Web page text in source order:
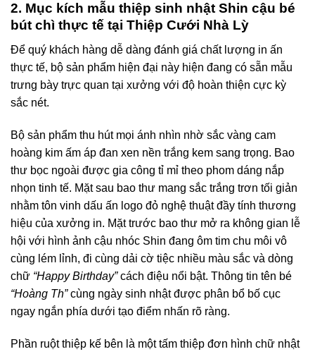
2. Mục kích mẫu thiệp sinh nhật Shin cậu bé
bút chì thực tế tại Thiệp Cưới Nhà Lỳ
Để quý khách hàng dễ dàng đánh giá chất lượng in ấn
thực tế, bộ sản phẩm hiện đại này hiện đang có sẵn mẫu
trưng bày trực quan tại xưởng với độ hoàn thiện cực kỳ
sắc nét.
Bộ sản phẩm thu hút mọi ánh nhìn nhờ sắc vàng cam
hoàng kim ấm áp đan xen nền trắng kem sang trọng. Bao
thư bọc ngoài được gia công tỉ mỉ theo phom dáng nắp
nhọn tinh tế. Mặt sau bao thư mang sắc trắng trơn tối giản
nhằm tôn vinh dấu ấn logo đỏ nghệ thuật đầy tính thương
hiệu của xưởng in. Mặt trước bao thư mở ra không gian lễ
hội với hình ảnh cậu nhóc Shin đang ôm tim chu môi vô
cùng lém lỉnh, đi cùng dải cờ tiệc nhiều màu sắc và dòng
chữ “Happy Birthday”cách điệu nổi bật. Thông tin tên bé
“Hoàng Th”cùng ngày sinh nhật được phân bổ bố cục
ngay ngắn phía dưới tạo điểm nhấn rõ ràng.
Phần ruột thiệp kế bên là một tấm thiệp đơn hình chữ nhật